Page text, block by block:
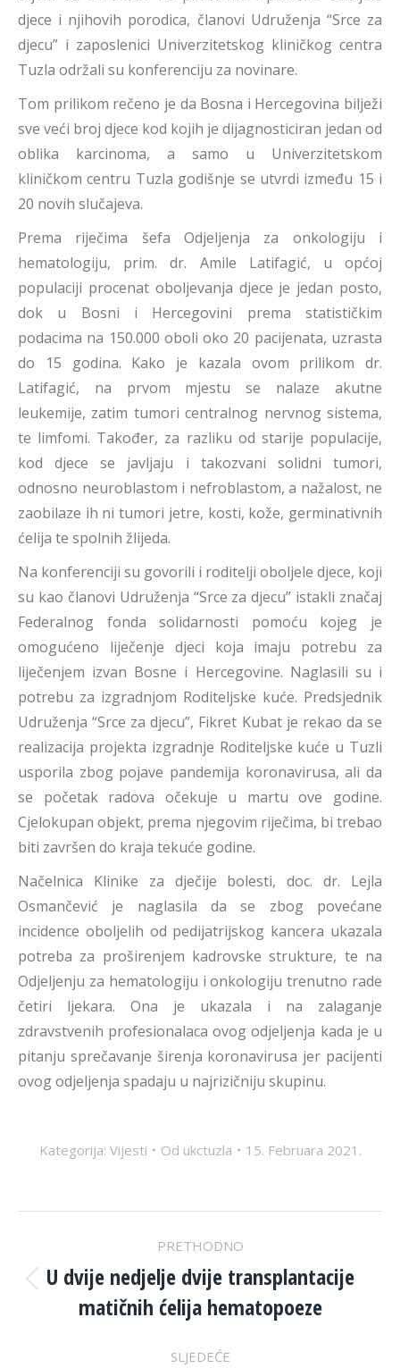
djece i njihovih porodica, članovi Udruženja “Srce za
djecu” i zaposlenici Univerzitetskog kliničkog centra
Tuzla održali su konferenciju za novinare.
Tom prilikom rečeno je da Bosna i Hercegovina bilježi
sve veći broj djece kod kojih je dijagnosticiran jedan od
oblika karcinoma, a samo u Univerzitetskom
kliničkom centru Tuzla godišnje se utvrdi između 15 i
20 novih slučajeva.
Prema riječima šefa Odjeljenja za onkologiju i
hematologiju, prim. dr. Amile Latifagić, u općoj
populaciji procenat oboljevanja djece je jedan posto,
dok u Bosni i Hercegovini prema statističkim
podacima na 150.000 oboli oko 20 pacijenata, uzrasta
do 15 godina. Kako je kazala ovom prilikom dr.
Latifagić, na prvom mjestu se nalaze akutne
leukemije, zatim tumori centralnog nervnog sistema,
te limfomi. Također, za razliku od starije populacije,
kod djece se javljaju i takozvani solidni tumori,
odnosno neuroblastom i nefroblastom, a nažalost, ne
zaobilaze ih ni tumori jetre, kosti, kože, germinativnih
ćelija te spolnih žlijeda.
Na konferenciji su govorili i roditelji oboljele djece, koji
su kao članovi Udruženja “Srce za djecu” istakli značaj
Federalnog fonda solidarnosti pomoću kojeg je
omogućeno liječenje djeci koja imaju potrebu za
liječenjem izvan Bosne i Hercegovine. Naglasili su i
potrebu za izgradnjom Roditeljske kuće. Predsjednik
Udruženja “Srce za djecu”, Fikret Kubat je rekao da se
realizacija projekta izgradnje Roditeljske kuće u Tuzli
usporila zbog pojave pandemija koronavirusa, ali da
se početak radova očekuje u martu ove godine.
Cjelokupan objekt, prema njegovim riječima, bi trebao
biti završen do kraja tekuće godine.
Načelnica Klinike za dječije bolesti, doc. dr. Lejla
Osmančević je naglasila da se zbog povećane
incidence oboljelih od pedijatrijskog kancera ukazala
potreba za proširenjem kadrovske strukture, te na
Odjeljenju za hematologiju i onkologiju trenutno rade
četiri ljekara. Ona je ukazala i na zalaganje
zdravstvenih profesionalaca ovog odjeljenja kada je u
pitanju sprečavanje širenja koronavirusa jer pacijenti
ovog odjeljenja spadaju u najrizičniju skupinu.
Kategorija: Vijesti Od ukctuzla 15. Februara 2021.
NAVIGATION
PRETHODNO
Previous
post:
U dvije nedjelje dvije transplantacije
matičnih ćelija hematopoeze
SLJEDEĆE